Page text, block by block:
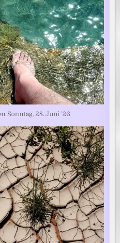
Sonntag, 28. Juni ’26